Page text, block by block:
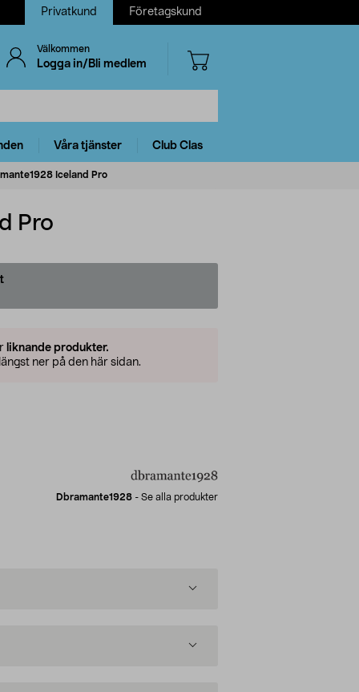
Privatkund Företagskund
Välkommen
Logga in/Bli medlem
Våra tjänster Club Clas
Iceland Pro
Pro
liknande produkter.
ner på den här sidan.
Dbramante1928 - Se alla produkter